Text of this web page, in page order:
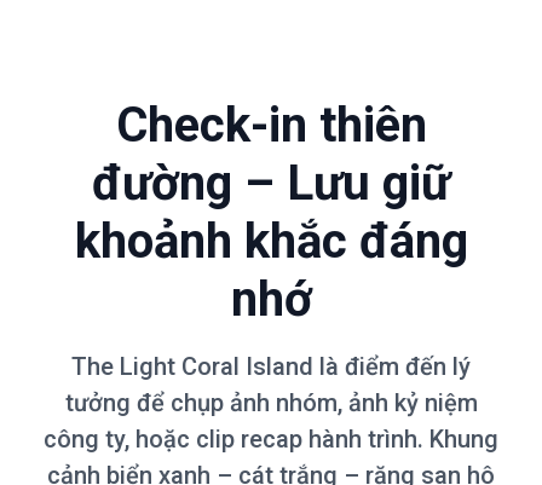
Check-in thiên
đường – Lưu giữ
khoảnh khắc đáng
nhớ
The Light Coral Island là điểm đến lý
tưởng để chụp ảnh nhóm, ảnh kỷ niệm
công ty, hoặc clip recap hành trình. Khung
cảnh biển xanh – cát trắng – rặng san hô